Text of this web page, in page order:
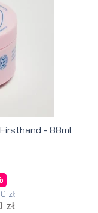
- 88ml
zł
zł